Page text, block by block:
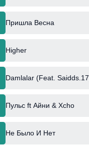
Пришла Весна
Higher
Damlalar (Feat.
Пульс ft Айни & Xcho
Не Было И Нет